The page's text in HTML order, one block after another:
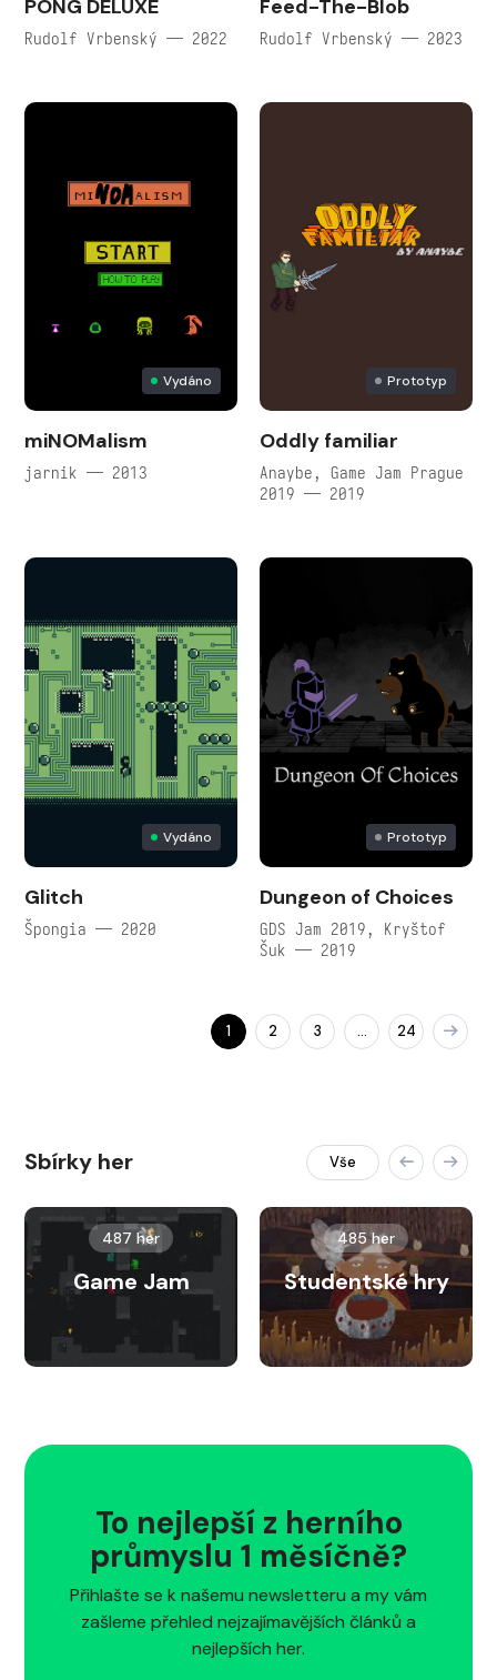
PONG DELUXE
Rudolf Vrbenský — 2022
Feed-The-Blob
Rudolf Vrbenský — 2023
Vydáno
miNOMalism
jarnik — 2013
Prototyp
Oddly familiar
Anaybe, Game Jam Prague
2019 — 2019
Vydáno
Glitch
Špongia — 2020
Prototyp
Dungeon of Choices
GDS Jam 2019, Kryštof
Šuk — 2019
1 2 3 … 24
Sbírky her Vše
487 her
Game Jam
485 her
Studentské hry
To nejlepší z herního
průmyslu 1 měsíčně?
Přihlašte se k našemu newsletteru a my vám
zašleme přehled nejzajímavějších článků a
nejlepších her.